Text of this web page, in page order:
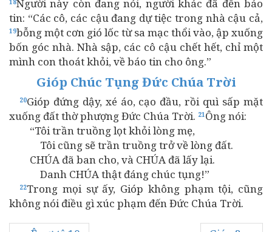
18Người này còn đang nói, người khác đã đến báo
tin: “Các cô, các cậu đang dự tiệc trong nhà cậu cả,
19bỗng một cơn gió lốc từ sa mạc thổi vào, ập xuống
bốn góc nhà. Nhà sập, các cô cậu chết hết, chỉ một
mình con thoát khỏi, về báo tin cho ông.”
Gióp Chúc Tụng Đức Chúa Trời
20Gióp đứng dậy, xé áo, cạo đầu, rồi quì sấp mặt
xuống đất thờ phượng Đức Chúa Trời. 21Ông nói:
“Tôi trần truồng lọt khỏi lòng mẹ,
Tôi cũng sẽ trần truồng trở về lòng đất.
CHÚA đã ban cho, và CHÚA đã lấy lại.
Danh CHÚA thật đáng chúc tụng!”
22Trong mọi sự ấy, Gióp không phạm tội, cũng
không nói điều gì xúc phạm đến Đức Chúa Trời.